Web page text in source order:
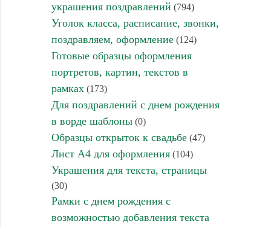
украшения поздравлений (794)
Уголок класса, расписание, звонки,
поздравляем, оформление(124)
Готовые образцы оформления
портретов, картин, текстов в
рамках(173)
Для поздравлений с днем рождения
в ворде шаблоны(0)
Образцы открыток к свадьбе(47)
Лист А4 для оформления(104)
Украшения для текста, страницы
(30)
Рамки с днем рождения с
возможностью добавления текста